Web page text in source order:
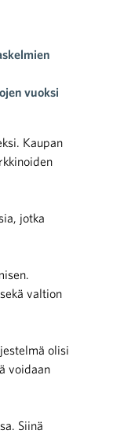
vuoksi
Kaupan
jotka
valtion
olisi
voidaan
Siinä